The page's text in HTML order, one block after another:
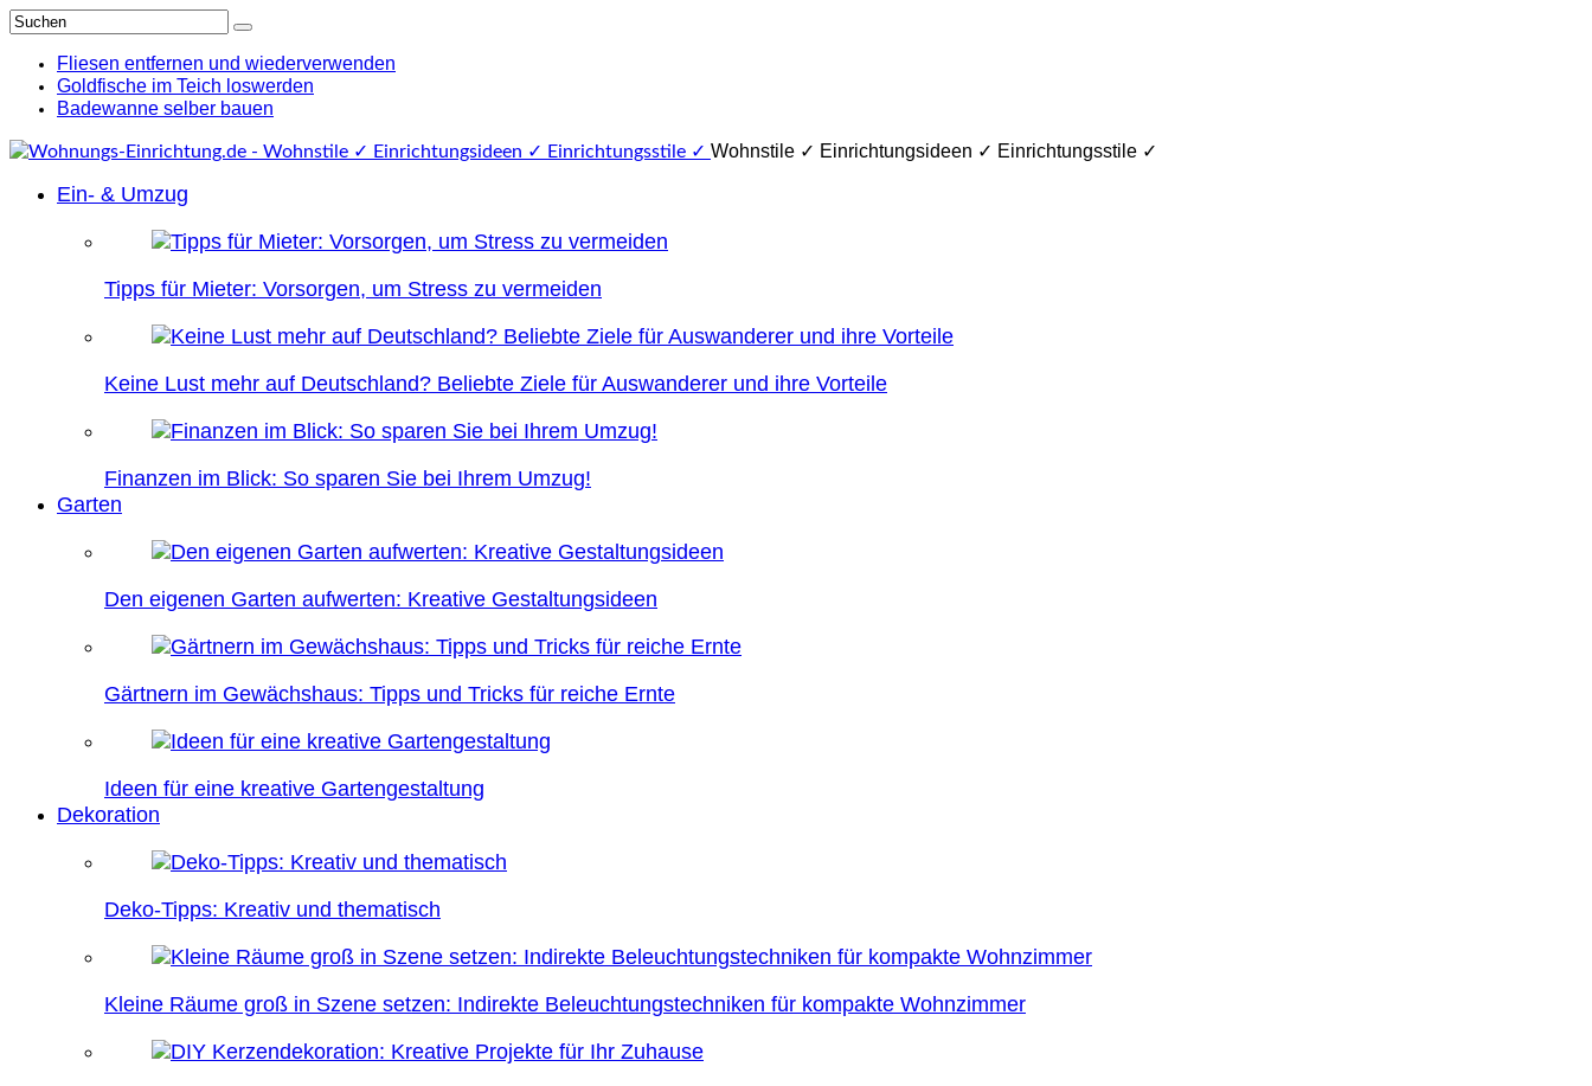
Fliesen entfernen und wiederverwenden
Goldfische im Teich loswerden
Badewanne selber bauen
Wohnstile ✓ Einrichtungsideen ✓ Einrichtungsstile ✓
Ein- & Umzug
Tipps für Mieter: Vorsorgen, um Stress zu vermeiden
Keine Lust mehr auf Deutschland? Beliebte Ziele für Auswanderer und ihre Vorteile
Finanzen im Blick: So sparen Sie bei Ihrem Umzug!
Garten
Den eigenen Garten aufwerten: Kreative Gestaltungsideen
Gärtnern im Gewächshaus: Tipps und Tricks für reiche Ernte
Ideen für eine kreative Gartengestaltung
Dekoration
Deko-Tipps: Kreativ und thematisch
Kleine Räume groß in Szene setzen: Indirekte Beleuchtungstechniken für kompakte Wohnzimmer